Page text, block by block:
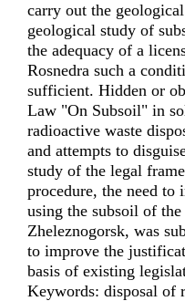
carry out the
geological study of
the adequacy of a
Rosnedra such a
sufficient. Hidden or
Law "On Subsoil" in
radioactive waste
and attempts to
study of the legal
procedure, the need to
using the subsoil of
Zheleznogorsk, was
to improve the
basis of existing
Keywords: disposal of